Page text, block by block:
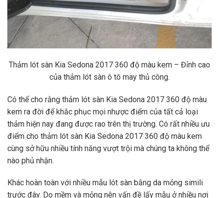
Thảm lót sàn Kia Sedona 2017 360 độ màu kem – Đỉnh cao
của thảm lót sàn ô tô may thủ công.
Có thể cho rằng thảm lót sàn Kia Sedona 2017 360 độ màu
kem ra đời để khắc phục mọi nhược điểm của tất cả loại
thảm hiện nay đang được rao trên thị trường. Có rất nhiều ưu
điểm cho thảm lót sàn Kia Sedona 2017 360 độ màu kem
cùng sở hữu nhiều tính năng vượt trội mà chúng ta không thể
nào phủ nhận.
Khác hoàn toàn với nhiều mẫu lót sàn bằng da mỏng simili
trước đây. Do mềm và mỏng nên vấn đề lấy mẫu ở nhiều nơi